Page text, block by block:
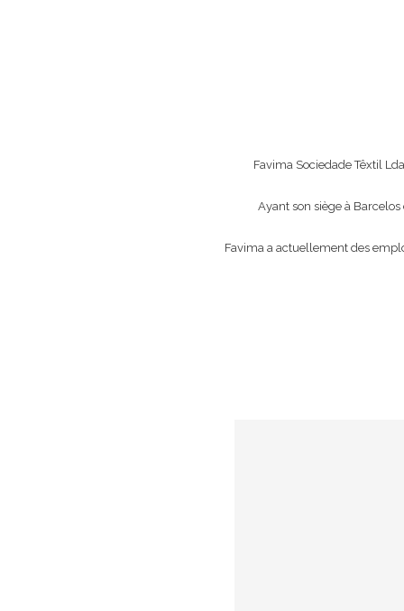
Favima Sociedade Têxtil
Ayant son siège à
Favima a actuellement des